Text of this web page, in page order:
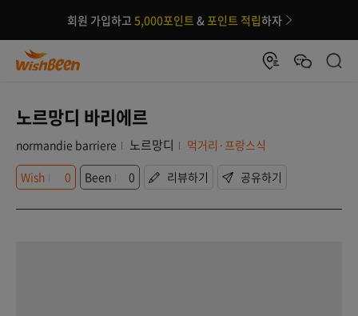
회원 가입하고 5,000포인트 &포인트 적립하자
노르망디 바리에르
normandie barriere 노르망디
먹거리·프랑스식
Wish
0 Been 0 리뷰하기 공유하기